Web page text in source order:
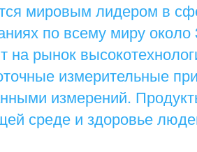
мировым лидером в
по всему миру около
на рынок
измерительные
измерений.
среде и здоровье